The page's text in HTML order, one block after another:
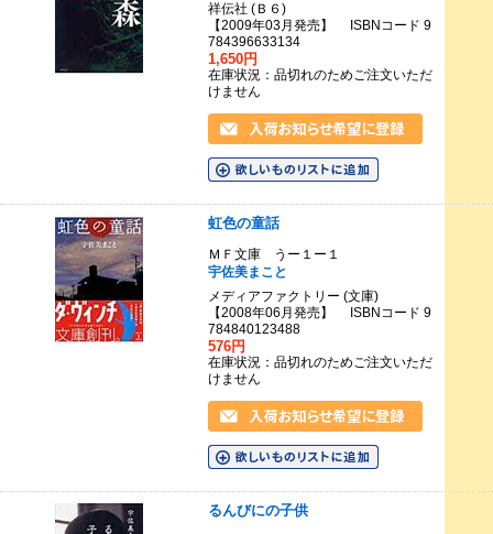
祥伝社 (Ｂ６)
【2009年03月発売】 ISBNコード 9
784396633134
1,650円
在庫状況：品切れのためご注文いただ
けません
虹色の童話
ＭＦ文庫 うー１ー１
宇佐美まこと
メディアファクトリー (文庫)
【2008年06月発売】 ISBNコード 9
784840123488
576円
在庫状況：品切れのためご注文いただ
けません
るんびにの子供